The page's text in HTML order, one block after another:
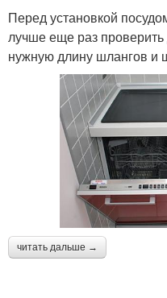
Перед установкой
лучше еще раз проверить
нужную длину шлангов и
читать дальше →